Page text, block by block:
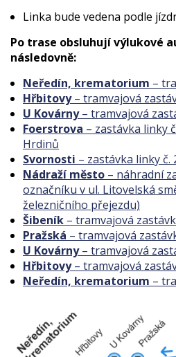
Linka bude vedena podle
Po trase obsluhují výlukové
následovně:
Neředín, krematorium –
Hřbitovy– tramvajová
U Kovárny– tramvajová
Foerstrova – zastávka linky
Hrdinů
Svornosti – zastávka linky
Nádraží město – náhradní
označníku v ul. Litovelská
železničního přejezdu)
Šibeník – tramvajová
Pražská – tramvajová
U Kovárny– tramvajová
Hřbitovy– tramvajová
Neředín, krematorium –